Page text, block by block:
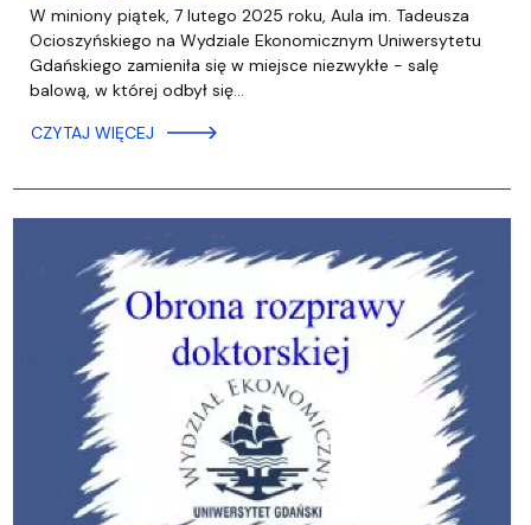
W miniony piątek, 7 lutego 2025 roku, Aula im. Tadeusza
Ocioszyńskiego na Wydziale Ekonomicznym Uniwersytetu
Gdańskiego zamieniła się w miejsce niezwykłe - salę
balową, w której odbył się…
CZYTAJ WIĘCEJ